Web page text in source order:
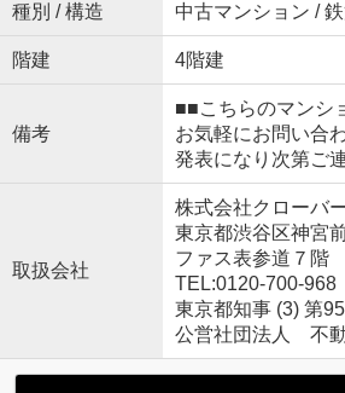
種別 / 構造 中古マンション /
階建 4階建
備考
■■こちらのマンシ
お気軽にお問い合
発表になり次第ご
取扱会社
株式会社クローバ
東京都渋谷区神宮
ファス表参道７階
TEL:0120-700-968
東京都知事 (3) 第
公営社団法人 不